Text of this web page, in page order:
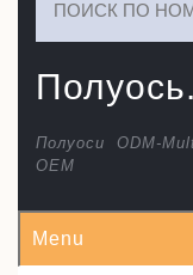
Полуоси ODM-
ОЕМ
Menu